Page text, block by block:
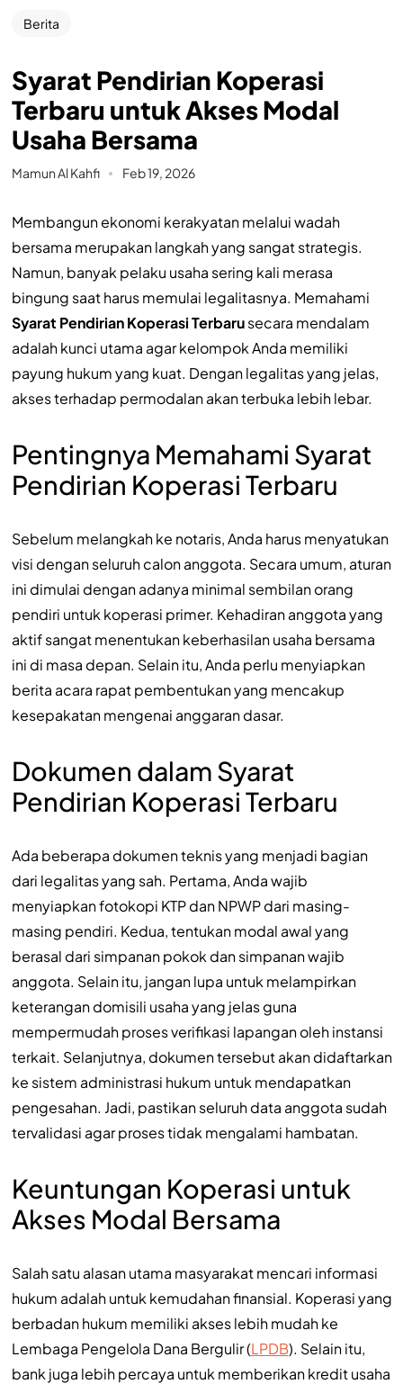
Berita
Syarat Pendirian Koperasi
Terbaru untuk Akses Modal
Usaha Bersama
Mamun Al Kahfi Feb 19, 2026
Membangun ekonomi kerakyatan melalui wadah
bersama merupakan langkah yang sangat strategis.
Namun, banyak pelaku usaha sering kali merasa
bingung saat harus memulai legalitasnya. Memahami
Syarat Pendirian Koperasi Terbarusecara mendalam
adalah kunci utama agar kelompok Anda memiliki
payung hukum yang kuat. Dengan legalitas yang jelas,
akses terhadap permodalan akan terbuka lebih lebar.
Pentingnya Memahami Syarat
Pendirian Koperasi Terbaru
Sebelum melangkah ke notaris, Anda harus menyatukan
visi dengan seluruh calon anggota. Secara umum, aturan
ini dimulai dengan adanya minimal sembilan orang
pendiri untuk koperasi primer. Kehadiran anggota yang
aktif sangat menentukan keberhasilan usaha bersama
ini di masa depan. Selain itu, Anda perlu menyiapkan
berita acara rapat pembentukan yang mencakup
kesepakatan mengenai anggaran dasar.
Dokumen dalam Syarat
Pendirian Koperasi Terbaru
Ada beberapa dokumen teknis yang menjadi bagian
dari legalitas yang sah. Pertama, Anda wajib
menyiapkan fotokopi KTP dan NPWP dari masing-
masing pendiri. Kedua, tentukan modal awal yang
berasal dari simpanan pokok dan simpanan wajib
anggota. Selain itu, jangan lupa untuk melampirkan
keterangan domisili usaha yang jelas guna
mempermudah proses verifikasi lapangan oleh instansi
terkait. Selanjutnya, dokumen tersebut akan didaftarkan
ke sistem administrasi hukum untuk mendapatkan
pengesahan. Jadi, pastikan seluruh data anggota sudah
tervalidasi agar proses tidak mengalami hambatan.
Keuntungan Koperasi untuk
Akses Modal Bersama
Salah satu alasan utama masyarakat mencari informasi
hukum adalah untuk kemudahan finansial. Koperasi yang
berbadan hukum memiliki akses lebih mudah ke
Lembaga Pengelola Dana Bergulir (LPDB). Selain itu,
bank juga lebih percaya untuk memberikan kredit usaha